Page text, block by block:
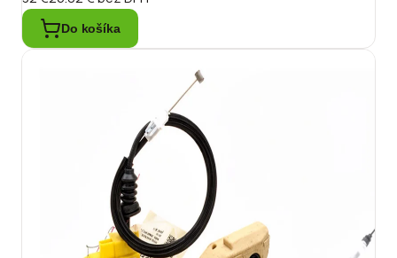
Do košíka